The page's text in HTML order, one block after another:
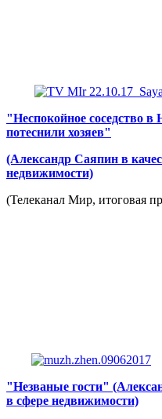
"Неспокойное соседство
потеснили хозяев"
(Александр Саяпин в
недвижимости)
(Телеканал Мир, итоговая
"Незваные гости"
в сфере недвижимости)